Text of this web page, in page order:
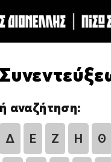
αναζήτηση:
Δ Ε Ζ Η Θ